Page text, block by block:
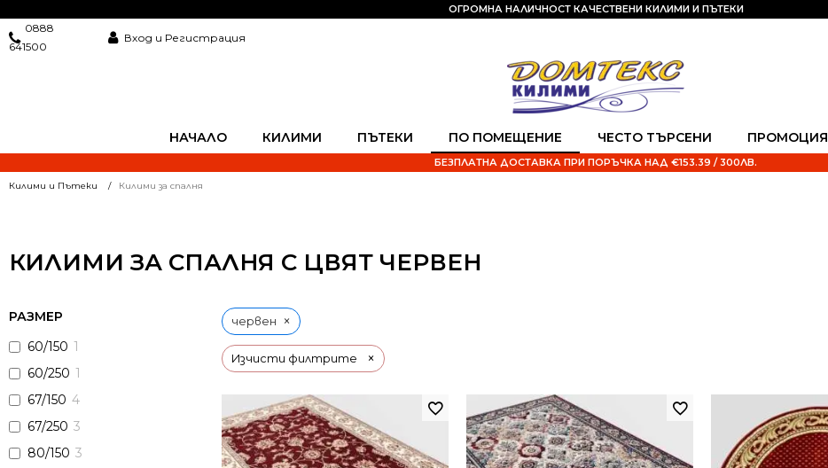
НАЧАЛО КИЛИМИ ПЪТЕКИ ПО ПОМЕЩЕНИЕ ЧЕСТО ТЪРСЕНИ ПРОМОЦИЯ
0888
641500
Вход и Регистрация
ОГРОМНА НАЛИЧНОСТ КАЧЕСТВЕНИ КИЛИМИ И ПЪТЕКИ
БЕЗПЛАТНА ДОСТАВКА ПРИ ПОРЪЧКА НАД €153.39 / 300ЛВ.
Килими и Пътеки Килими за спалня
КИЛИМИ ЗА СПАЛНЯ С ЦВЯТ ЧЕРВЕН
РАЗМЕР
60/150 1
60/250 1
67/150 4
67/250 3
80/150 3
Изчисти филтрите ×
червен ×